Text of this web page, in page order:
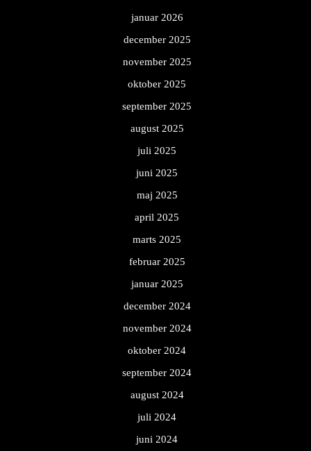
januar 2026
december 2025
november 2025
oktober 2025
september 2025
august 2025
juli 2025
juni 2025
maj 2025
april 2025
marts 2025
februar 2025
januar 2025
december 2024
november 2024
oktober 2024
september 2024
august 2024
juli 2024
juni 2024